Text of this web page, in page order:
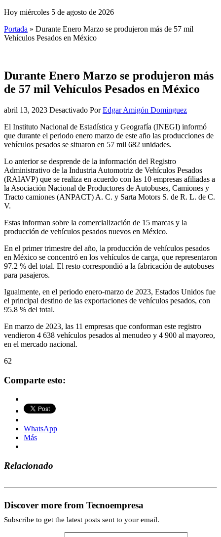
Hoy miércoles 5 de agosto de 2026
Portada » Durante Enero Marzo se produjeron más de 57 mil
Vehículos Pesados en México
Durante Enero Marzo se produjeron más
de 57 mil Vehículos Pesados en México
abril 13, 2023 Desactivado Por Edgar Amigón Dominguez
El Instituto Nacional de Estadística y Geografía (INEGI) informó
que durante el periodo enero marzo de este año las producciones de
vehículos pesados se situaron en 57 mil 682 unidades.
Lo anterior se desprende de la información del Registro
Administrativo de la Industria Automotriz de Vehículos Pesados
(RAIAVP) que se realiza en acuerdo con las 10 empresas afiliadas a
la Asociación Nacional de Productores de Autobuses, Camiones y
Tracto camiones (ANPACT) A. C. y Sarta Motors S. de R. L. de C.
V.
Estas informan sobre la comercialización de 15 marcas y la
producción de vehículos pesados nuevos en México.
En el primer trimestre del año, la producción de vehículos pesados
en México se concentró en los vehículos de carga, que representaron
97.2 % del total. El resto correspondió a la fabricación de autobuses
para pasajeros.
Igualmente, en el periodo enero-marzo de 2023, Estados Unidos fue
el principal destino de las exportaciones de vehículos pesados, con
95.8 % del total.
En marzo de 2023, las 11 empresas que conforman este registro
vendieron 4 638 vehículos pesados al menudeo y 4 900 al mayoreo,
en el mercado nacional.
62
Comparte esto:
WhatsApp
Más
Relacionado
Discover more from Tecnoempresa
Subscribe to get the latest posts sent to your email.